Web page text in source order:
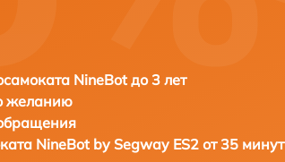
NineBot до 3 лет
желанию
NineBot by Segway ES2 от 35 минут